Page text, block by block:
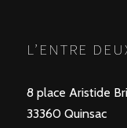
L’ENTRE
8 place Aristide
33360 Quinsac